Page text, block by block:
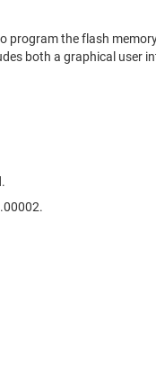
program the flash
both a graphical user